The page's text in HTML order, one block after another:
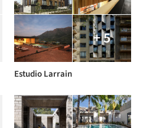
+ 5
Estudio Larrain